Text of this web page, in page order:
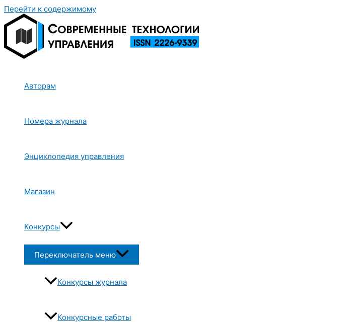
Перейти к содержимому
Авторам
Номера журнала
Энциклопедия управления
Магазин
Конкурсы
Переключатель меню
Конкурсы журнала
Конкурсные работы